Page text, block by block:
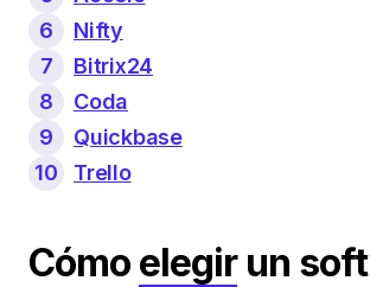
6
Nifty
7
Bitrix24
8
Coda
9
Quickbase
10
Trello
Cómo elegirun